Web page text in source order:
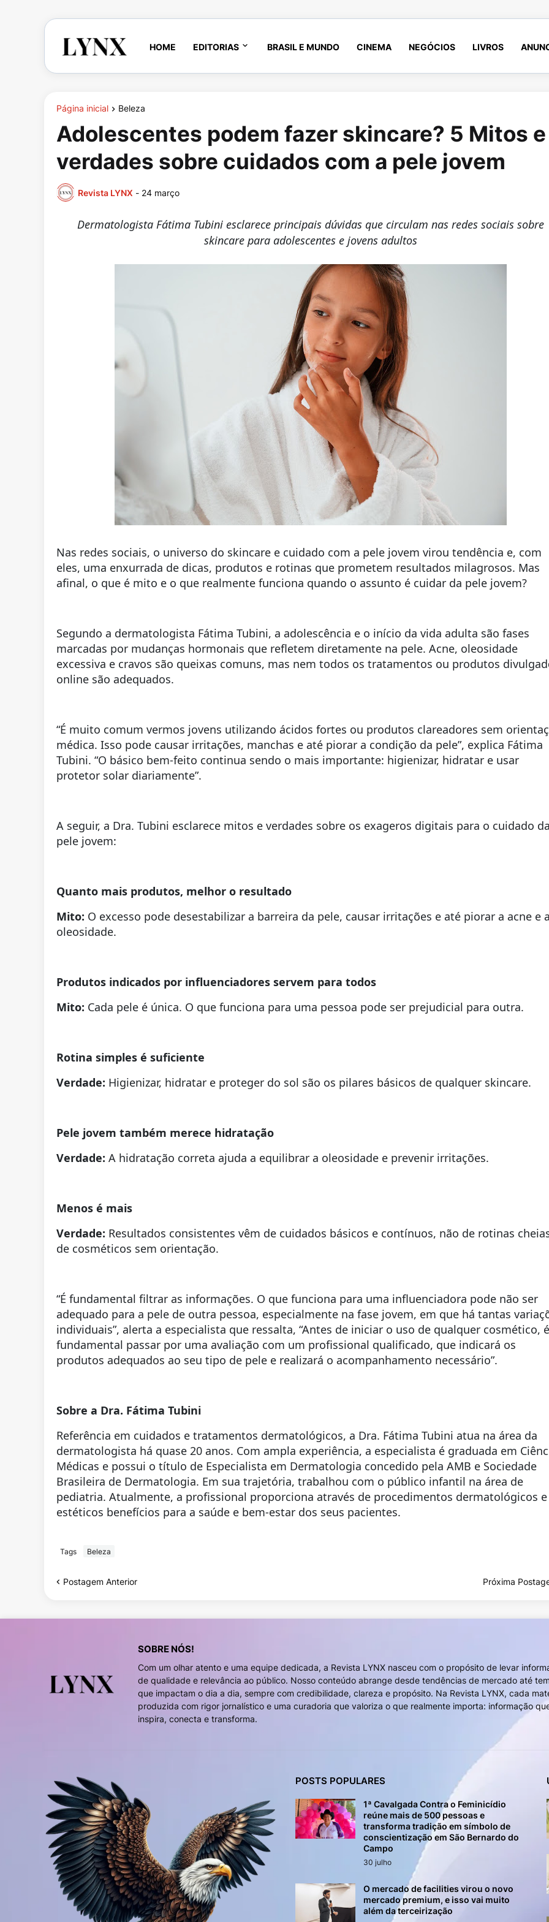
HOME EDITORIAS BRASIL E MUNDO CINEMA NEGÓCIOS LIVROS
Página inicial Beleza
Adolescentes podem fazer skincare? 5 Mitos e
verdades sobre cuidados com a pele jovem
Revista LYNX - 24 março
Dermatologista Fátima Tubini esclarece principais dúvidas que circulam nas redes sociais sobre
skincare para adolescentes e jovens adultos
Nas redes sociais, o universo do skincare e cuidado com a pele jovem virou tendência e, com
eles, uma enxurrada de dicas, produtos e rotinas que prometem resultados milagrosos. Mas
afinal, o que é mito e o que realmente funciona quando o assunto é cuidar da pele jovem?
Segundo a dermatologista Fátima Tubini, a adolescência e o início da vida adulta são fases
marcadas por mudanças hormonais que refletem diretamente na pele. Acne, oleosidade
excessiva e cravos são queixas comuns, mas nem todos os tratamentos ou produtos
online são adequados.
“É muito comum vermos jovens utilizando ácidos fortes ou produtos clareadores sem
médica. Isso pode causar irritações, manchas e até piorar a condição da pele”, explica Fátima
Tubini. “O básico bem-feito continua sendo o mais importante: higienizar, hidratar e usar
protetor solar diariamente”.
A seguir, a Dra. Tubini esclarece mitos e verdades sobre os exageros digitais para o cuidado da
pele jovem:
Quanto mais produtos, melhor o resultado
Mito: O excesso pode desestabilizar a barreira da pele, causar irritações e até piorar a acne e a
oleosidade.
Produtos indicados por influenciadores servem para todos
Mito: Cada pele é única. O que funciona para uma pessoa pode ser prejudicial para outra.
Rotina simples é suficiente
Verdade: Higienizar, hidratar e proteger do sol são os pilares básicos de qualquer skincare.
Pele jovem também merece hidratação
Verdade: A hidratação correta ajuda a equilibrar a oleosidade e prevenir irritações.
Menos é mais
Verdade: Resultados consistentes vêm de cuidados básicos e contínuos, não de rotinas
de cosméticos sem orientação.
“É fundamental filtrar as informações. O que funciona para uma influenciadora pode não ser
adequado para a pele de outra pessoa, especialmente na fase jovem, em que há tantas
individuais”, alerta a especialista que ressalta, “Antes de iniciar o uso de qualquer cosmético, é
fundamental passar por uma avaliação com um profissional qualificado, que indicará os
produtos adequados ao seu tipo de pele e realizará o acompanhamento necessário”.
Sobre a Dra. Fátima Tubini
Referência em cuidados e tratamentos dermatológicos, a Dra. Fátima Tubini atua na área da
dermatologista há quase 20 anos. Com ampla experiência, a especialista é graduada em
Médicas e possui o título de Especialista em Dermatologia concedido pela AMB e Sociedade
Brasileira de Dermatologia. Em sua trajetória, trabalhou com o público infantil na área de
pediatria. Atualmente, a profissional proporciona através de procedimentos dermatológicos e
estéticos benefícios para a saúde e bem-estar dos seus pacientes.
Tags Beleza
Postagem Anterior Próxima
SOBRE NÓS!
Com um olhar atento e uma equipe dedicada, a Revista LYNX nasceu com o propósito de levar
de qualidade e relevância ao público. Nosso conteúdo abrange desde tendências de mercado até
que impactam o dia a dia, sempre com credibilidade, clareza e propósito. Na Revista LYNX, cada
produzida com rigor jornalístico e uma curadoria que valoriza o que realmente importa: informação
inspira, conecta e transforma.
POSTS POPULARES
1ª Cavalgada Contra o Feminicídio
reúne mais de 500 pessoas e
transforma tradição em símbolo de
conscientização em São Bernardo do
Campo
30 julho
O mercado de facilities virou o novo
mercado premium, e isso vai muito
além da terceirização